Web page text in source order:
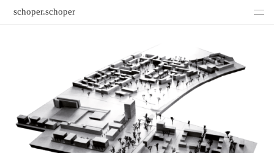
Kontakt
Impressum
schoper.schoper